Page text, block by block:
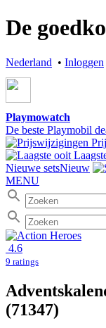
De
Nederland • Inloggen
Playmowatch
De beste Playmobil
Nieuwe setsNieuw
MENU
4.6
9 ratings
(71347)